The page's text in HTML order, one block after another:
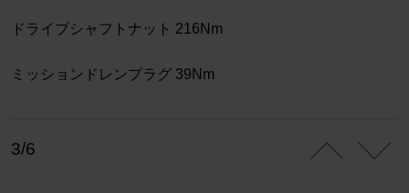
ドライブシャフトナット 216Nm
ミッションドレンプラグ 39Nm
3/6